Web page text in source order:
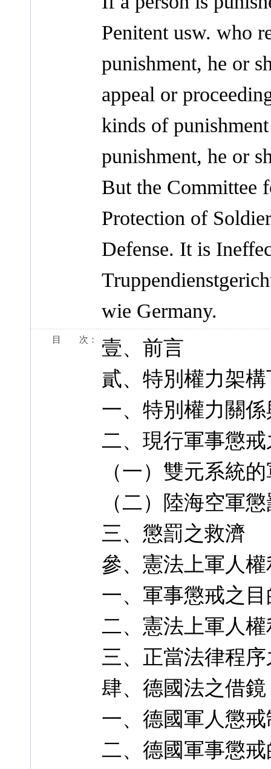
Penitent usw. who
punishment, he or
appeal or
kinds of
punishment, he or
But the Committee
Protection of
Defense. It is
wie Germany.
目 次：
壹、前言
貳、特別權力架
一、特別權力關
二、現行軍事懲
（一）雙元系統
（二）陸海空軍
三、懲罰之救濟
參、憲法上軍人
一、軍事懲戒之目
二、憲法上軍人
三、正當法律程
肆、德國法之借鏡
一、德國軍人懲
二、德國軍事懲